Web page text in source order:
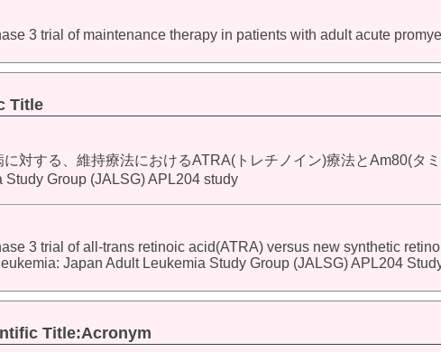
3 trial of maintenance therapy in patients with adult acute
Title
対する、維持療法におけるATRA(トレチノイン)療法とAm80(タ
Group (JALSG) APL204 study
3 trial of all-trans retinoic acid(ATRA) versus new synthetic
Japan Adult Leukemia Study Group (JALSG) APL204
Title:Acronym